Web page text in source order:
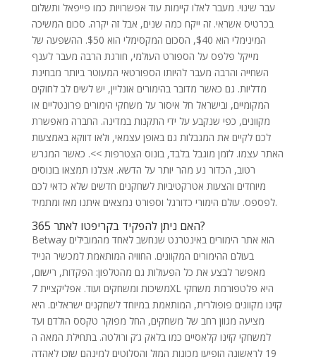
עבר שינוי. מעבר לאלו קיימות עוד אפשרויות כמו פייפאל ותשלום
בכרטיס אשראי. זה ייקח כמה שנים, אבל זה יקרה. סכום המשיכה
המינימלי הוא $40, הסכום המקסימלי הוא $50. ההשפעה של
מייקל פלפס על הספורט העולמי, חורגת הרבה מעבר לענף
השחייה והרבה מעבר להיותו הספורטאי המעוטר ביותר מבחינת
מדליות. גם כאשר מדובר בהימורים אונליין, יש לשים לב לחוקים
המקומיים, ובישראל חל איסור על משחקי הימורים פרונטליים או
מקוונים, כפי שנקבע על ידי התקנות במדינה. החברה מאפשרת
לכם לקיים את המגבלות גם באופן עצמאי, ולאו דווקא באמצעות
האתר עצמו. לזמן מוגבל בלבד, בונוס הצטרפות >>. כאשר המגרש
רטוב, הכדור נע מהר יותר על הדשא. אצלנו תמצאו בונוסים
מיוחדים והצעות אטרקטיביות לשחקנים חדשים שלא כדאי לכם
לפספס. עולם הימורי כדורגל וספורט נמצאים איתנו מאז ומתמיד.
האם ניתן להפקיד בקריפטו לאתר 365?
Betway הוא אתר הימורים באינטרנט שנחשב לאחד מהמובילים
בעולם ההימורים המקוונים. החוויה המותאמת למכשיר הנייד
מאפשר לבצע את כל הפעולות גם מהטלפון: הפקדות, רישום,
משיכות ומשחקים ועוד. אפליקציית 7XL היא פלטפורמת משחקי
קזינו מקוונים פופולרית, המותאמת במיוחד לשחקנים ישראלים. היא
מציעה מגוון רחב של משחקים, החל מפוקר טקסס הולדם ועד
למשחקי קזינו קלאסיים כמו בלאק ג’ק ורולטה. בתחילת המאה ה
19 לראשונה הופיעו מכונות המזל והסלוטים למינהם שזכו לאהדה